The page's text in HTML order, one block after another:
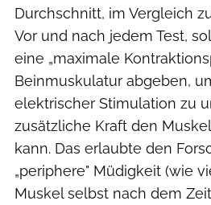
Durchschnitt, im Vergleich
Vor und nach jedem Test,
eine „maximale
Beinmuskulatur abgeben,
elektrischer Stimulation zu
zusätzliche Kraft den
kann. Das erlaubte den
„periphere" Müdigkeit (wie
Muskel selbst nach dem